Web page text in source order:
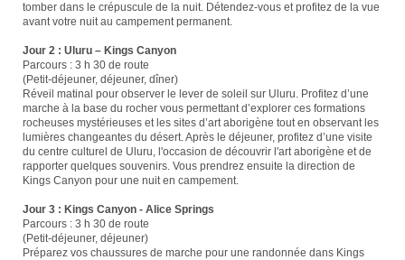
tomber dans le crépuscule de la nuit. Détendez-vous et profitez de la vue
avant votre nuit au campement permanent.
Jour 2 : Uluru – Kings Canyon
Parcours : 3 h 30 de route
(Petit-déjeuner, déjeuner, dîner)
Réveil matinal pour observer le lever de soleil sur Uluru. Profitez d’une
marche à la base du rocher vous permettant d’explorer ces formations
rocheuses mystérieuses et les sites d’art aborigène tout en observant les
lumières changeantes du désert. Après le déjeuner, profitez d’une visite
du centre culturel de Uluru, l'occasion de découvrir l'art aborigène et de
rapporter quelques souvenirs. Vous prendrez ensuite la direction de
Kings Canyon pour une nuit en campement.
Jour 3 : Kings Canyon - Alice Springs
Parcours : 3 h 30 de route
(Petit-déjeuner, déjeuner)
Préparez vos chaussures de marche pour une randonnée dans Kings